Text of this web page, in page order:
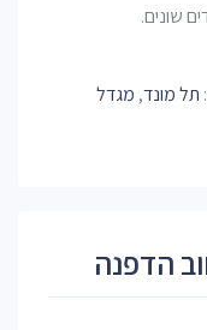
תל מונד, מגדל
הדפנה